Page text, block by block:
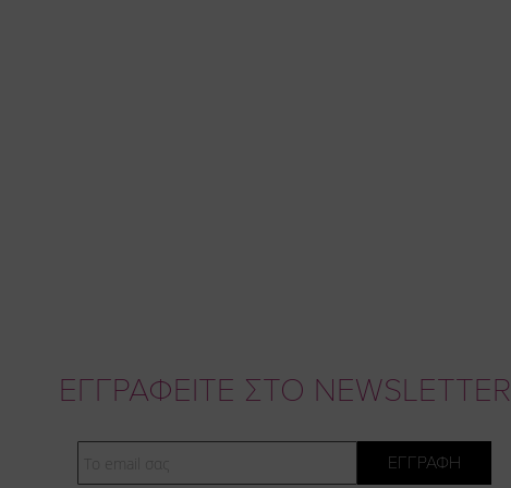
ΕΓΓΡΑΦΕΙΤΕ ΣΤΟ NEWSLETTER
ΕΓΓΡΑΦΗ